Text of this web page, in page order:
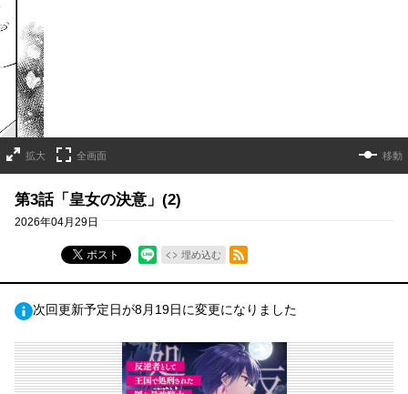
拡大 全画面 移動
第3話「皇女の決意」(2)
2026年04月29日
ポスト 埋め込む
RSSフィード
次回更新予定日が8月19日に変更になりました